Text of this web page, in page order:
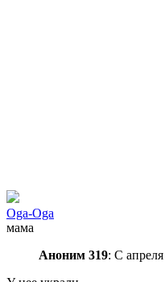
Oga-Oga
мама
Аноним 319: С